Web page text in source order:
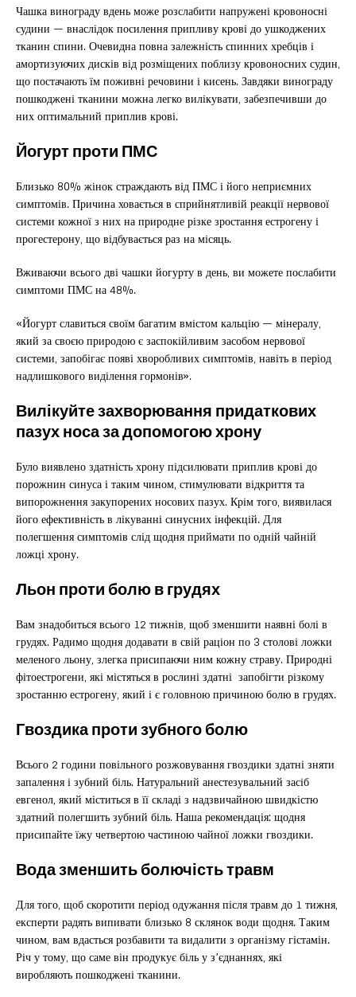
Чашка винограду вдень може розслабити напружені кровоносні
судини — внаслідок посилення припливу крові до ушкоджених
тканин спини. Очевидна повна залежність спинних хребців і
амортизуючих дисків від розміщених поблизу кровоносних судин,
що постачають їм поживні речовини і кисень. Завдяки винограду
пошкоджені тканини можна легко вилікувати, забезпечивши до
них оптимальний приплив крові.
Йогурт проти ПМС
Близько 80% жінок страждають від ПМС і його неприємних
симптомів. Причина ховається в сприйнятливій реакції нервової
системи кожної з них на природне різке зростання естрогену і
прогестерону, що відбувається раз на місяць.
Вживаючи всього дві чашки йогурту в день, ви можете послабити
симптоми ПМС на 48%.
«Йогурт славиться своїм багатим вмістом кальцію — мінералу,
який за своєю природою є заспокійливим засобом нервової
системи, запобігає появі хворобливих симптомів, навіть в період
надлишкового виділення гормонів».
Вилікуйте захворювання придаткових
пазух носа за допомогою хрону
Було виявлено здатність хрону підсилювати приплив крові до
порожнин синуса і таким чином, стимулювати відкриття та
випорожнення закупорених носових пазух. Крім того, виявилася
його ефективність в лікуванні синусних інфекцій. Для
полегшення симптомів слід щодня приймати по одній чайній
ложці хрону.
Льон проти болю в грудях
Вам знадобиться всього 12 тижнів, щоб зменшити наявні болі в
грудях. Радимо щодня додавати в свій раціон по 3 столові ложки
меленого льону, злегка присипаючи ним кожну страву. Природні
фітоестрогени, які містяться в рослині здатні запобігти різкому
зростанню естрогену, який і є головною причиною болю в грудях.
Гвоздика проти зубного болю
Всього 2 години повільного розжовування гвоздики здатні зняти
запалення і зубний біль. Натуральний анестезувальний засіб
евгенол, який міститься в її складі з надзвичайною швидкістю
здатний полегшить зубний біль. Наша рекомендація: щодня
присипайте їжу четвертою частиною чайної ложки гвоздики.
Вода зменшить болючість травм
Для того, щоб скоротити період одужання після травм до 1 тижня,
експерти радять випивати близько 8 склянок води щодня. Таким
чином, вам вдасться розбавити та видалити з організму гістамін.
Річ у тому, що саме він продукує біль у з’єднаннях, які
виробляють пошкоджені тканини.